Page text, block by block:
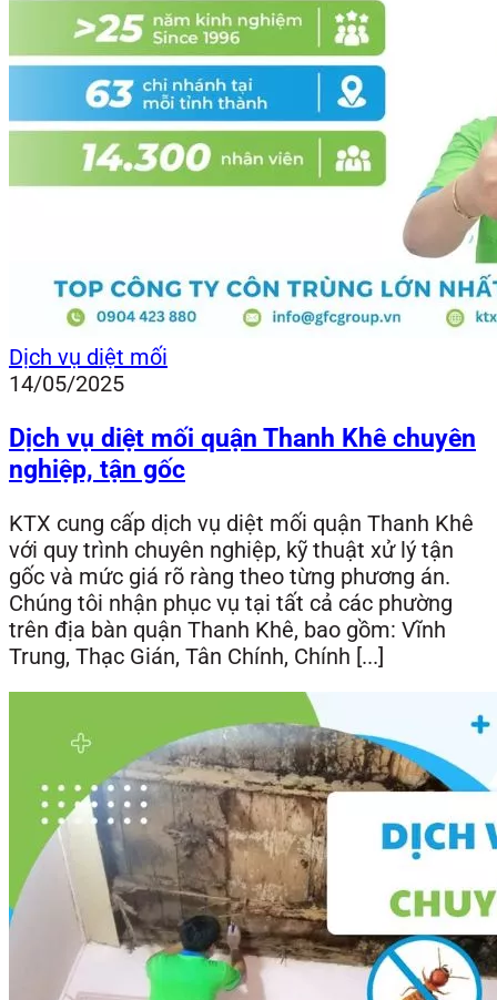
Dịch vụ diệt mối
14/05/2025
Dịch vụ diệt mối quận Thanh Khê chuyên
nghiệp, tận gốc
KTX cung cấp dịch vụ diệt mối quận Thanh Khê
với quy trình chuyên nghiệp, kỹ thuật xử lý tận
gốc và mức giá rõ ràng theo từng phương án.
Chúng tôi nhận phục vụ tại tất cả các phường
trên địa bàn quận Thanh Khê, bao gồm: Vĩnh
Trung, Thạc Gián, Tân Chính, Chính [...]